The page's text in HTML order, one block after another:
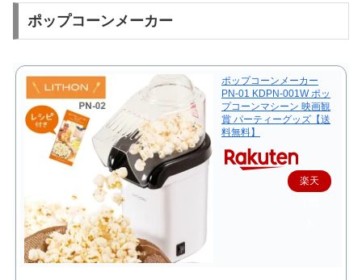
ポップコーンメーカー
ポップコーンメーカー
PN-01 KDPN-001W ポッ
プコーンマシーン 映画観
賞 パーティーグッズ【送
料無料】
楽天